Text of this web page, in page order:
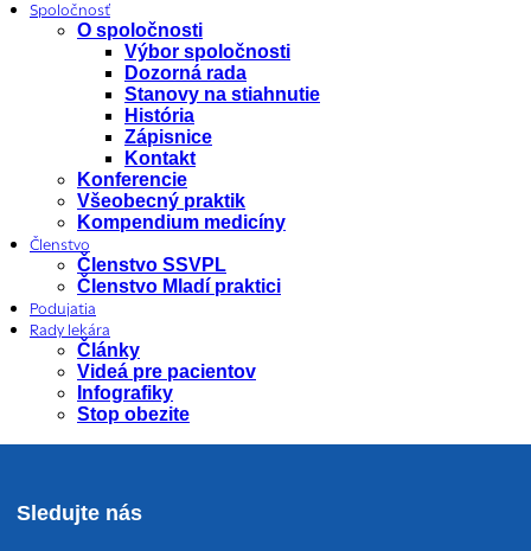
Spoločnosť
O spoločnosti
Výbor spoločnosti
Dozorná rada
Stanovy na stiahnutie
História
Zápisnice
Kontakt
Konferencie
Všeobecný praktik
Kompendium medicíny
Členstvo
Členstvo SSVPL
Členstvo Mladí praktici
Podujatia
Rady lekára
Články
Videá pre pacientov
Infografiky
Stop obezite
Sledujte nás